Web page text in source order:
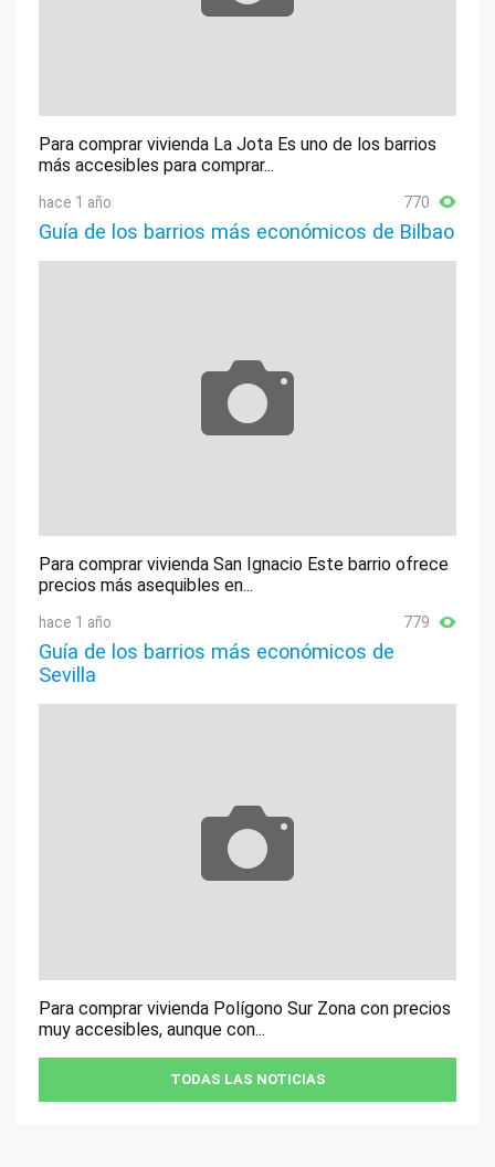
Para comprar vivienda La Jota Es uno de los barrios
más accesibles para comprar...
hace 1 año 770
Guía de los barrios más económicos de Bilbao
Para comprar vivienda San Ignacio Este barrio ofrece
precios más asequibles en...
hace 1 año 779
Guía de los barrios más económicos de
Sevilla
Para comprar vivienda Polígono Sur Zona con precios
muy accesibles, aunque con...
TODAS LAS NOTICIAS